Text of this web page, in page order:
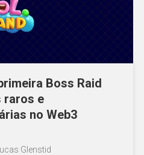
Boss Raid
raros e
no Web3
Lucas Glenstid